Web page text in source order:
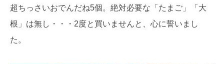
超ちっさいおでんだね5個。絶対必要な「たまご」「大
根」は無し・・・2度と買いませんと、心に誓いまし
た。